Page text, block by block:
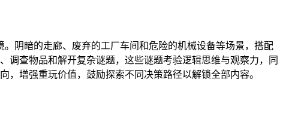
阴暗的走廊、废弃的工厂车间和危险的机械设备等场景，搭配
调查物品和解开复杂谜题，这些谜题考验逻辑思维与观察力，同
增强重玩价值，鼓励探索不同决策路径以解锁全部内容。